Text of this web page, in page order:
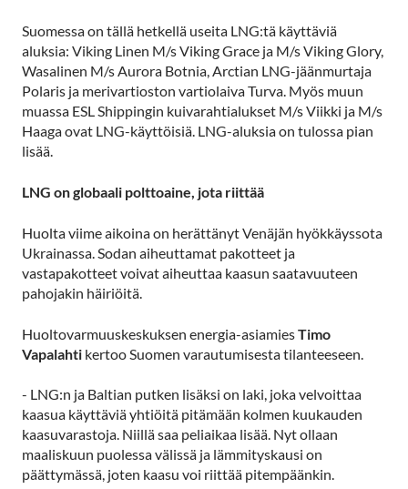
Suomessa on tällä hetkellä useita LNG:tä käyttäviä
aluksia: Viking Linen M/s Viking Grace ja M/s Viking Glory,
Wasalinen M/s Aurora Botnia, Arctian LNG-jäänmurtaja
Polaris ja merivartioston vartiolaiva Turva. Myös muun
muassa ESL Shippingin kuivarahtialukset M/s Viikki ja M/s
Haaga ovat LNG-käyttöisiä. LNG-aluksia on tulossa pian
lisää.
LNG on globaali polttoaine, jota riittää
Huolta viime aikoina on herättänyt Venäjän hyökkäyssota
Ukrainassa. Sodan aiheuttamat pakotteet ja
vastapakotteet voivat aiheuttaa kaasun saatavuuteen
pahojakin häiriöitä.
Huoltovarmuuskeskuksen energia-asiamiesTimo
Vapalahti kertoo Suomen varautumisesta tilanteeseen.
- LNG:n ja Baltian putken lisäksi on laki, joka velvoittaa
kaasua käyttäviä yhtiöitä pitämään kolmen kuukauden
kaasuvarastoja. Niillä saa peliaikaa lisää. Nyt ollaan
maaliskuun puolessa välissä ja lämmityskausi on
päättymässä, joten kaasu voi riittää pitempäänkin.